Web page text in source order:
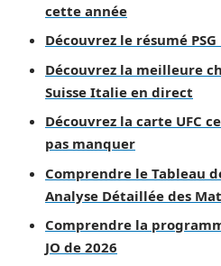
cette année
Découvrez le résumé
Découvrez la meilleure
Suisse Italie en direct
Découvrez la carte UFC
pas manquer
Comprendre le Tableau
Analyse Détaillée des
Comprendre la
JO de 2026